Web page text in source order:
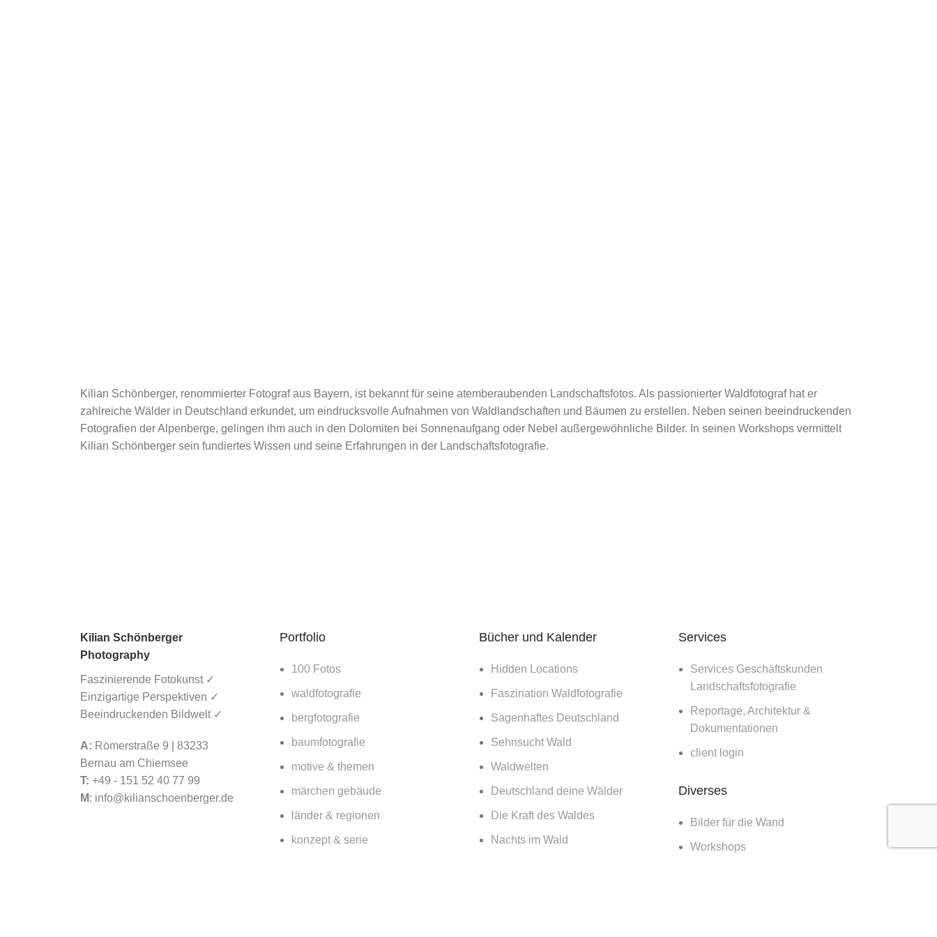
Kilian Schönberger, renommierter Fotograf aus Bayern, ist bekannt für seine atemberaubenden Landschaftsfotos. Als passionierter Waldfotograf hat er
zahlreiche Wälder in Deutschland erkundet, um eindrucksvolle Aufnahmen von Waldlandschaften und Bäumen zu erstellen. Neben seinen beeindruckenden
Fotografien der Alpenberge, gelingen ihm auch in den Dolomiten bei Sonnenaufgang oder Nebel außergewöhnliche Bilder. In seinen Workshops vermittelt
Kilian Schönberger sein fundiertes Wissen und seine Erfahrungen in der Landschaftsfotografie.
Kilian Schönberger
Photography
Faszinierende Fotokunst ✓
Einzigartige Perspektiven ✓
Beeindruckenden Bildwelt ✓
A: Römerstraße 9 | 83233
Bernau am Chiemsee
T: +49 - 151 52 40 77 99
M: info@kilianschoenberger.de
Portfolio
100 Fotos
waldfotografie
bergfotografie
baumfotografie
motive & themen
märchen gebäude
länder & regionen
konzept & serie
Bücher und Kalender
Hidden Locations
Faszination Waldfotografie
Sagenhaftes Deutschland
Sehnsucht Wald
Waldwelten
Deutschland deine Wälder
Die Kraft des Waldes
Nachts im Wald
Services
Services Geschäftskunden
Landschaftsfotografie
Reportage, Architektur &
Dokumentationen
client login
Diverses
Bilder für die Wand
Workshops